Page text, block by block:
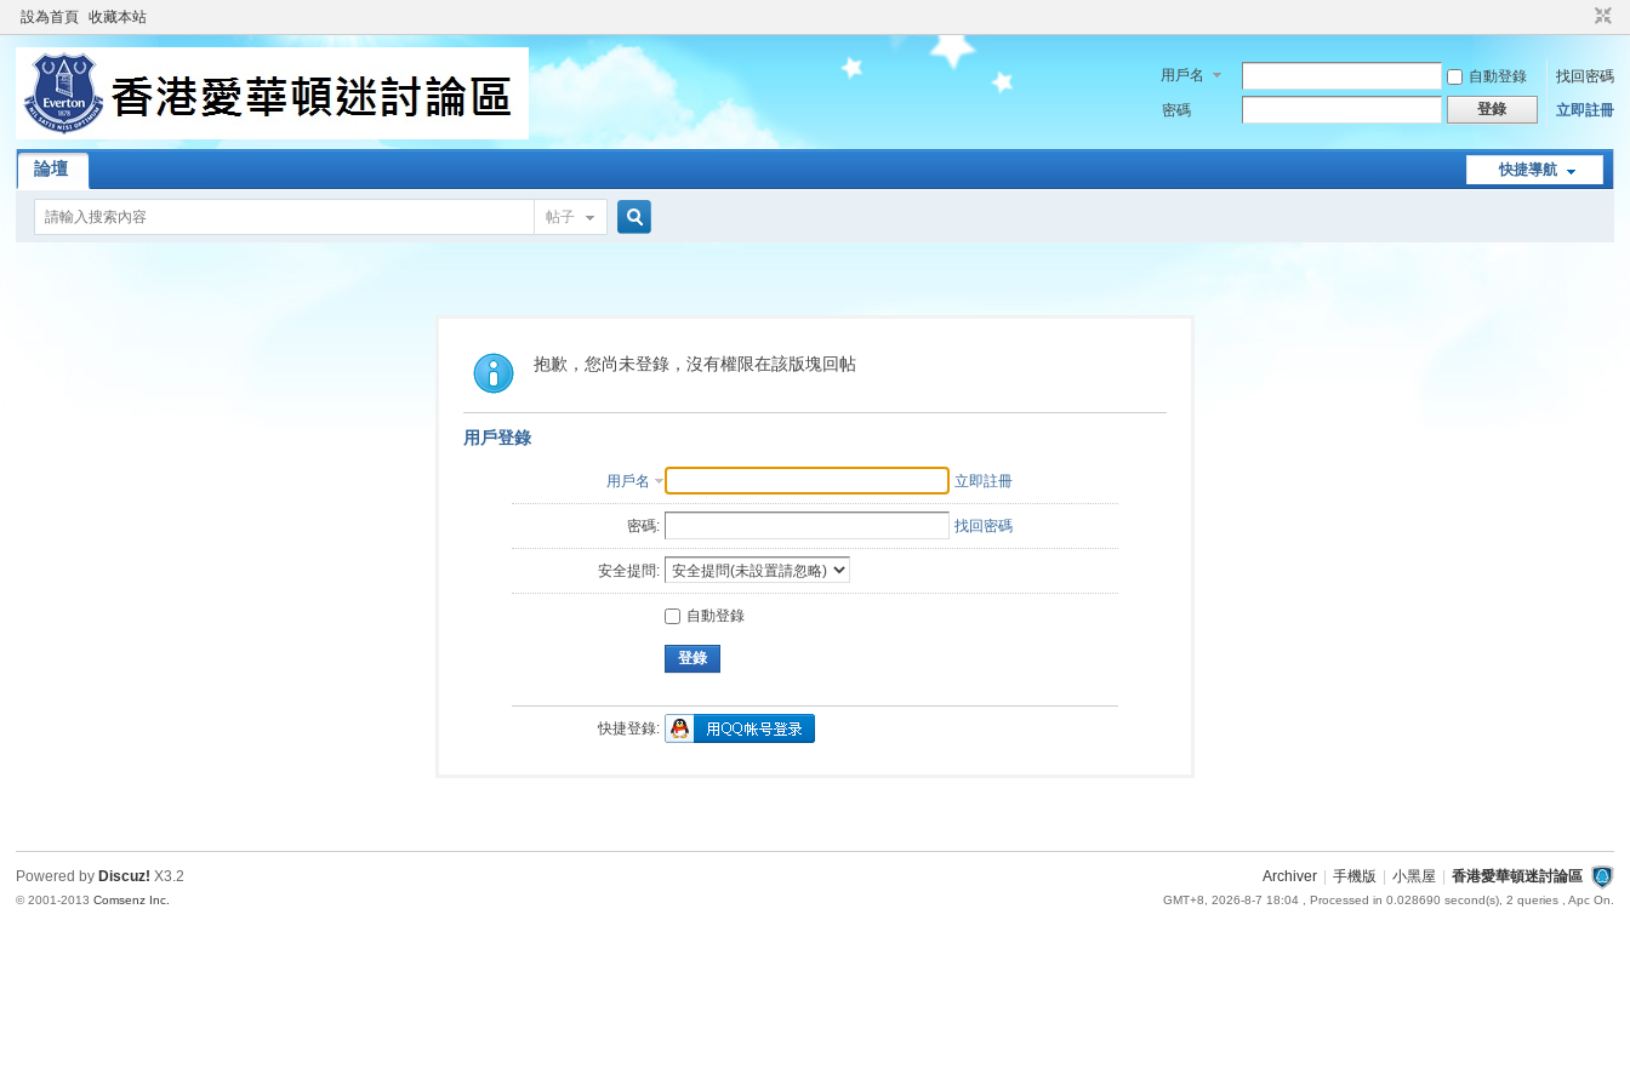
設為首頁 收藏本站
用戶名 自動登錄
找回密碼
密碼
登錄 立即註冊
快捷導航
論壇
帖子
索
抱歉，您尚未登錄，沒有權限在該版塊回帖
用戶登錄
用戶名 立即註冊
密碼: 找回密碼
安全提問:
自動登錄
登錄
快捷登錄:
Archiver 手機版 小黑屋 香港愛華頓迷討論區
GMT+8, 2026-8-7 18:04, Processed in 0.028690 second(s), 2 queries , Apc On.
Powered by Discuz! X3.2
© 2001-2013Comsenz Inc.